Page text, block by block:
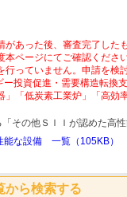
あった後、審査完了した
本ページにてご確認くださ
っていません。申請を検
投資促進・需要構造転換
」「低炭素工業炉」「高
その他ＳＩＩが認めた高
能な設備 一覧（105KB）
から検索する